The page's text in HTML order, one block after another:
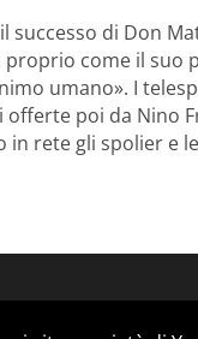
successo di Don
come il suo
umano». I
poi da Nino
in rete gli spolier e